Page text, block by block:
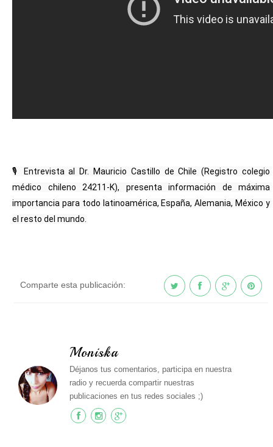
🎙 Entrevista al Dr. Mauricio Castillo de Chile (Registro colegio
médico chileno 24211-K), presenta información de máxima
importancia para todo latinoamérica, España, Alemania, México y
el resto del mundo.
Comparte esta publicación:
Moniska
Déjanos tus comentarios, participa en nuestra
radio y recuerda compartir nuestras
publicaciones en tus redes sociales ;)